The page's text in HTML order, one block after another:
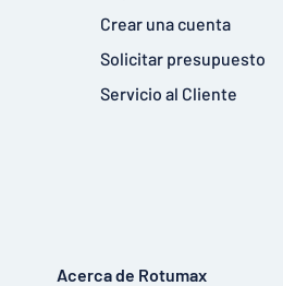
Crear una cuenta
Solicitar presupuesto
Servicio al Cliente
Acerca de Rotumax